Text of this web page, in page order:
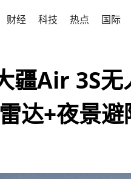
财经 科技 热点 国际
疆Air 3S
达+夜景避